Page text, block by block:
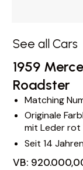
See all Cars
1959
Roadster
Matching
Originale
mit Leder rot
Seit 14
VB: